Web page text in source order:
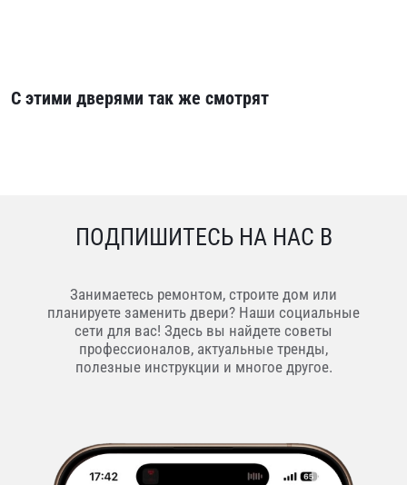
С этими дверями так же смотрят
ПОДПИШИТЕСЬ НА НАС В
Занимаетесь ремонтом, строите дом или
планируете заменить двери? Наши социальные
сети для вас! Здесь вы найдете советы
профессионалов, актуальные тренды,
полезные инструкции и многое другое.